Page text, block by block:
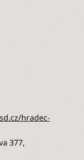
hradec-
377,